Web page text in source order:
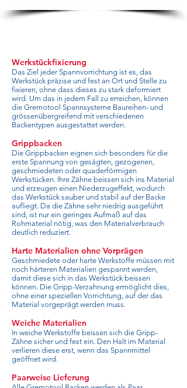
Werkstückfixierung
Das Ziel jeder Spannvorrichtung ist es, das
Werkstück präzise und fest an Ort und Stelle zu
fixieren, ohne dass dieses zu stark deformiert
wird. Um das in jedem Fall zu erreichen, können
die Gremotool Spannsysteme Baureihen- und
grössenübergreifend mit verschiedenen
Backentypen ausgestattet werden.
Grippbacken
Die Grippbacken eignen sich besonders für die
erste Spannung von gesägten, gezogenen,
geschmiedeten oder quaderförmigen
Werkstücken. Ihre Zähne beissen sich ins Material
und erzeugen einen Niederzugeffekt, wodurch
das Werkstück sauber und stabil auf der Backe
aufliegt. Da die Zähne sehr niedrig ausgeführt
sind, ist nur ein geringes Aufmaß auf das
Rohmaterial nötig, was den Materialverbrauch
deutlich reduziert.
Harte Materialien ohne Vorprägen
Geschmiedete oder harte Werkstoffe müssen mit
noch härteren Materialien gespannt werden,
damit diese sich in das Werkstück beissen
können. Die Gripp-Verzahnung ermöglicht dies,
ohne einer speziellen Vorrichtung, auf der das
Material vorgeprägt werden muss.
Weiche Materialien
In weiche Werkstoffe beissen sich die Gripp-
Zähne sicher und fest ein. Den Halt im Material
verlieren diese erst, wenn das Spannmittel
geöffnet wird.
Paarweise Lieferung